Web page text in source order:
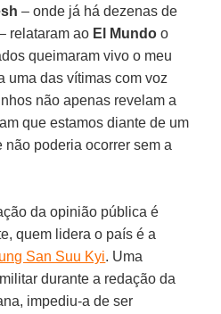
– onde já há dezenas de
relataram ao El Mundo o
queimaram vivo o meu
uma das vítimas com voz
não apenas revelam a
que estamos diante de um
poderia ocorrer sem a
da opinião pública é
quem lidera o país é a
San Suu Kyi. Uma
durante a redação da
impediu-a de ser